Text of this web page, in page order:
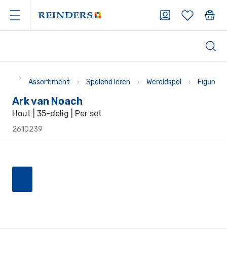
Assortiment Spelend leren Wereldspel Figuren
Ark van Noach
Hout | 35-delig | Per set
2610239